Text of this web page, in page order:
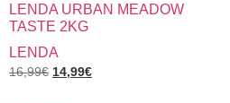
LENDA URBAN MEADOW
TASTE 2KG
LENDA
16,99€ 14,99€